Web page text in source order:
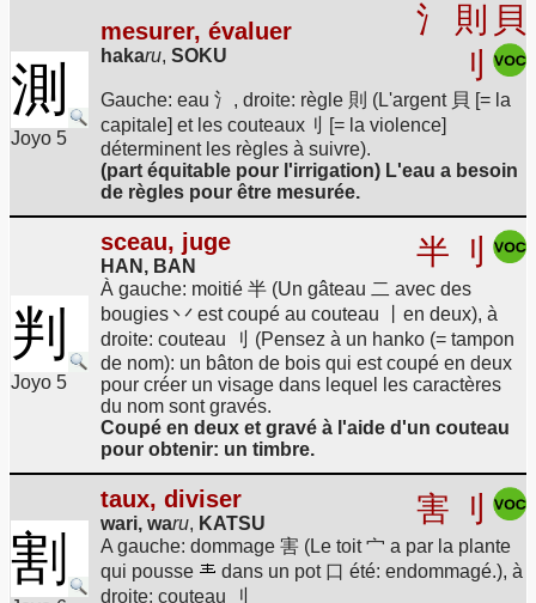
測
Joyo 5
mesurer, évaluer
hakaru, SOKU
氵 則 貝
刂
Gauche: eau 氵, droite: règle 則 (L'argent 貝 [= la
capitale] et les couteaux刂 [= la violence]
déterminent les règles à suivre).
(part équitable pour l'irrigation) L'eau a besoin
de règles pour être mesurée.
判
Joyo 5
sceau, juge
HAN, BAN 半 刂
À gauche: moitié 半 (Un gâteau 二 avec des
bougies 丷 est coupé au couteau 丨en deux), à
droite: couteau 刂 (Pensez à un hanko (= tampon
de nom): un bâton de bois qui est coupé en deux
pour créer un visage dans lequel les caractères
du nom sont gravés.
Coupé en deux et gravé à l'aide d'un couteau
pour obtenir: un timbre.
割
taux, diviser
wari, waru, KATSU 害 刂
A gauche: dommage 害 (Le toit 宀 a par la plante
qui pousse
dans un pot 口 été: endommagé.), à
droite: couteau 刂